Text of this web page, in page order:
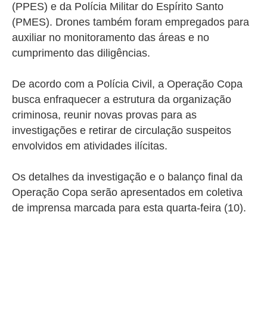
(PPES) e da Polícia Militar do Espírito Santo
(PMES). Drones também foram empregados para
auxiliar no monitoramento das áreas e no
cumprimento das diligências.
De acordo com a Polícia Civil, a Operação Copa
busca enfraquecer a estrutura da organização
criminosa, reunir novas provas para as
investigações e retirar de circulação suspeitos
envolvidos em atividades ilícitas.
Os detalhes da investigação e o balanço final da
Operação Copa serão apresentados em coletiva
de imprensa marcada para esta quarta-feira (10).